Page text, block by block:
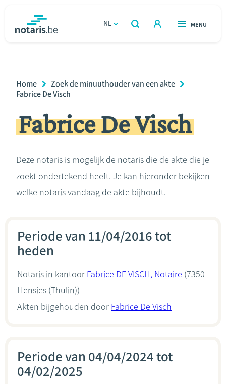
gaan
NL
OPEN
ZOEKEN
OPEN
MENU
Relatie & samenleven
Erven & schenken
Over de notaris
Breadcrumb
Home
Zoek de minuuthouder van een akte
Fabrice De Visch
Fabrice De Visch
Deze notaris is mogelijk de notaris die de akte die je
zoekt ondertekend heeft. Je kan hieronder bekijken
welke notaris vandaag de akte bijhoudt.
Periode van 11/04/2016 tot
heden
Notaris in kantoor Fabrice DE VISCH, Notaire (7350
Hensies (Thulin))
Akten bijgehouden door Fabrice De Visch
Periode van 04/04/2024 tot
04/02/2025